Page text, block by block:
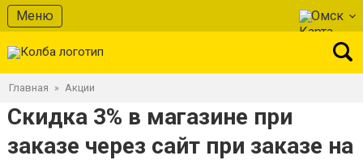
Меню Омск
Главная » Акции
Скидка 3% в магазине при
заказе через сайт при заказе на